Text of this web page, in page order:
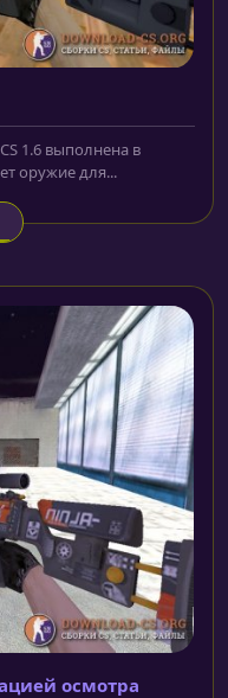
1.6 выполнена в
оружие для...
осмотра